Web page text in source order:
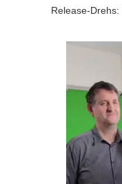
Release-Drehs: